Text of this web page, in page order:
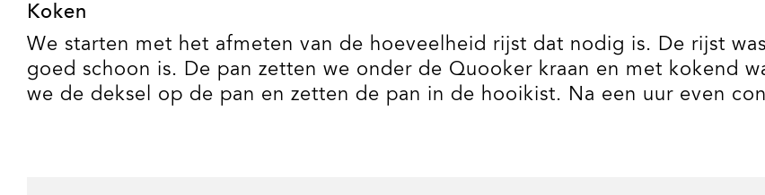
Koken
We starten met het afmeten van de hoeveelheid rijst dat nodig is. De rijst
goed schoon is. De pan zetten we onder de Quooker kraan en met kokend
we de deksel op de pan en zetten de pan in de hooikist. Na een uur even